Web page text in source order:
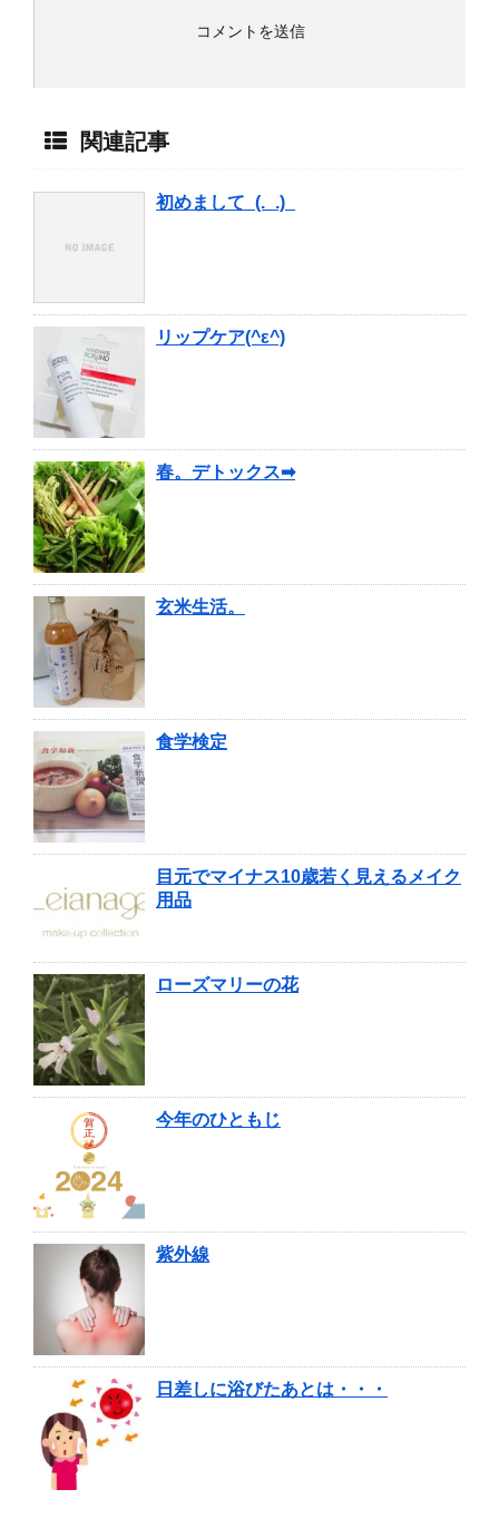
関連記事
初めまして_(._.)_
リップケア(^ε^)
春。デトックス➡︎
玄米生活。
食学検定
目元でマイナス10歳若く見えるメイク
用品
ローズマリーの花
今年のひともじ
紫外線
日差しに浴びたあとは・・・